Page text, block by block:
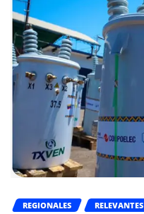
REGIONALES RELEVANTES